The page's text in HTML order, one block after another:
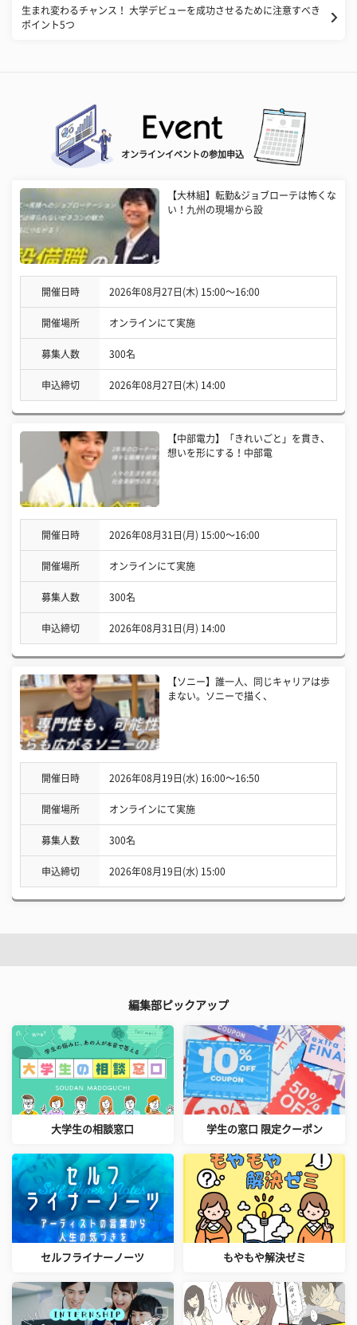
生まれ変わるチャンス！ 大学デビューを成功させるために注意すべき
ポイント5つ
オンラインイベントの参加申込
【大林組】転勤&ジョブローテは怖くな
い！九州の現場から設
開催日時 2026年08月27日(木) 15:00〜16:00
開催場所 オンラインにて実施
募集人数 300名
申込締切 2026年08月27日(木) 14:00
【中部電力】「きれいごと」を貫き、
想いを形にする！中部電
開催日時 2026年08月31日(月) 15:00〜16:00
開催場所 オンラインにて実施
募集人数 300名
申込締切 2026年08月31日(月) 14:00
【ソニー】誰一人、同じキャリアは歩
まない。ソニーで描く、
開催日時 2026年08月19日(水) 16:00〜16:50
開催場所 オンラインにて実施
募集人数 300名
申込締切 2026年08月19日(水) 15:00
編集部ピックアップ
大学生の相談窓口 学生の窓口 限定クーポン
セルフライナーノーツ もやもや解決ゼミ